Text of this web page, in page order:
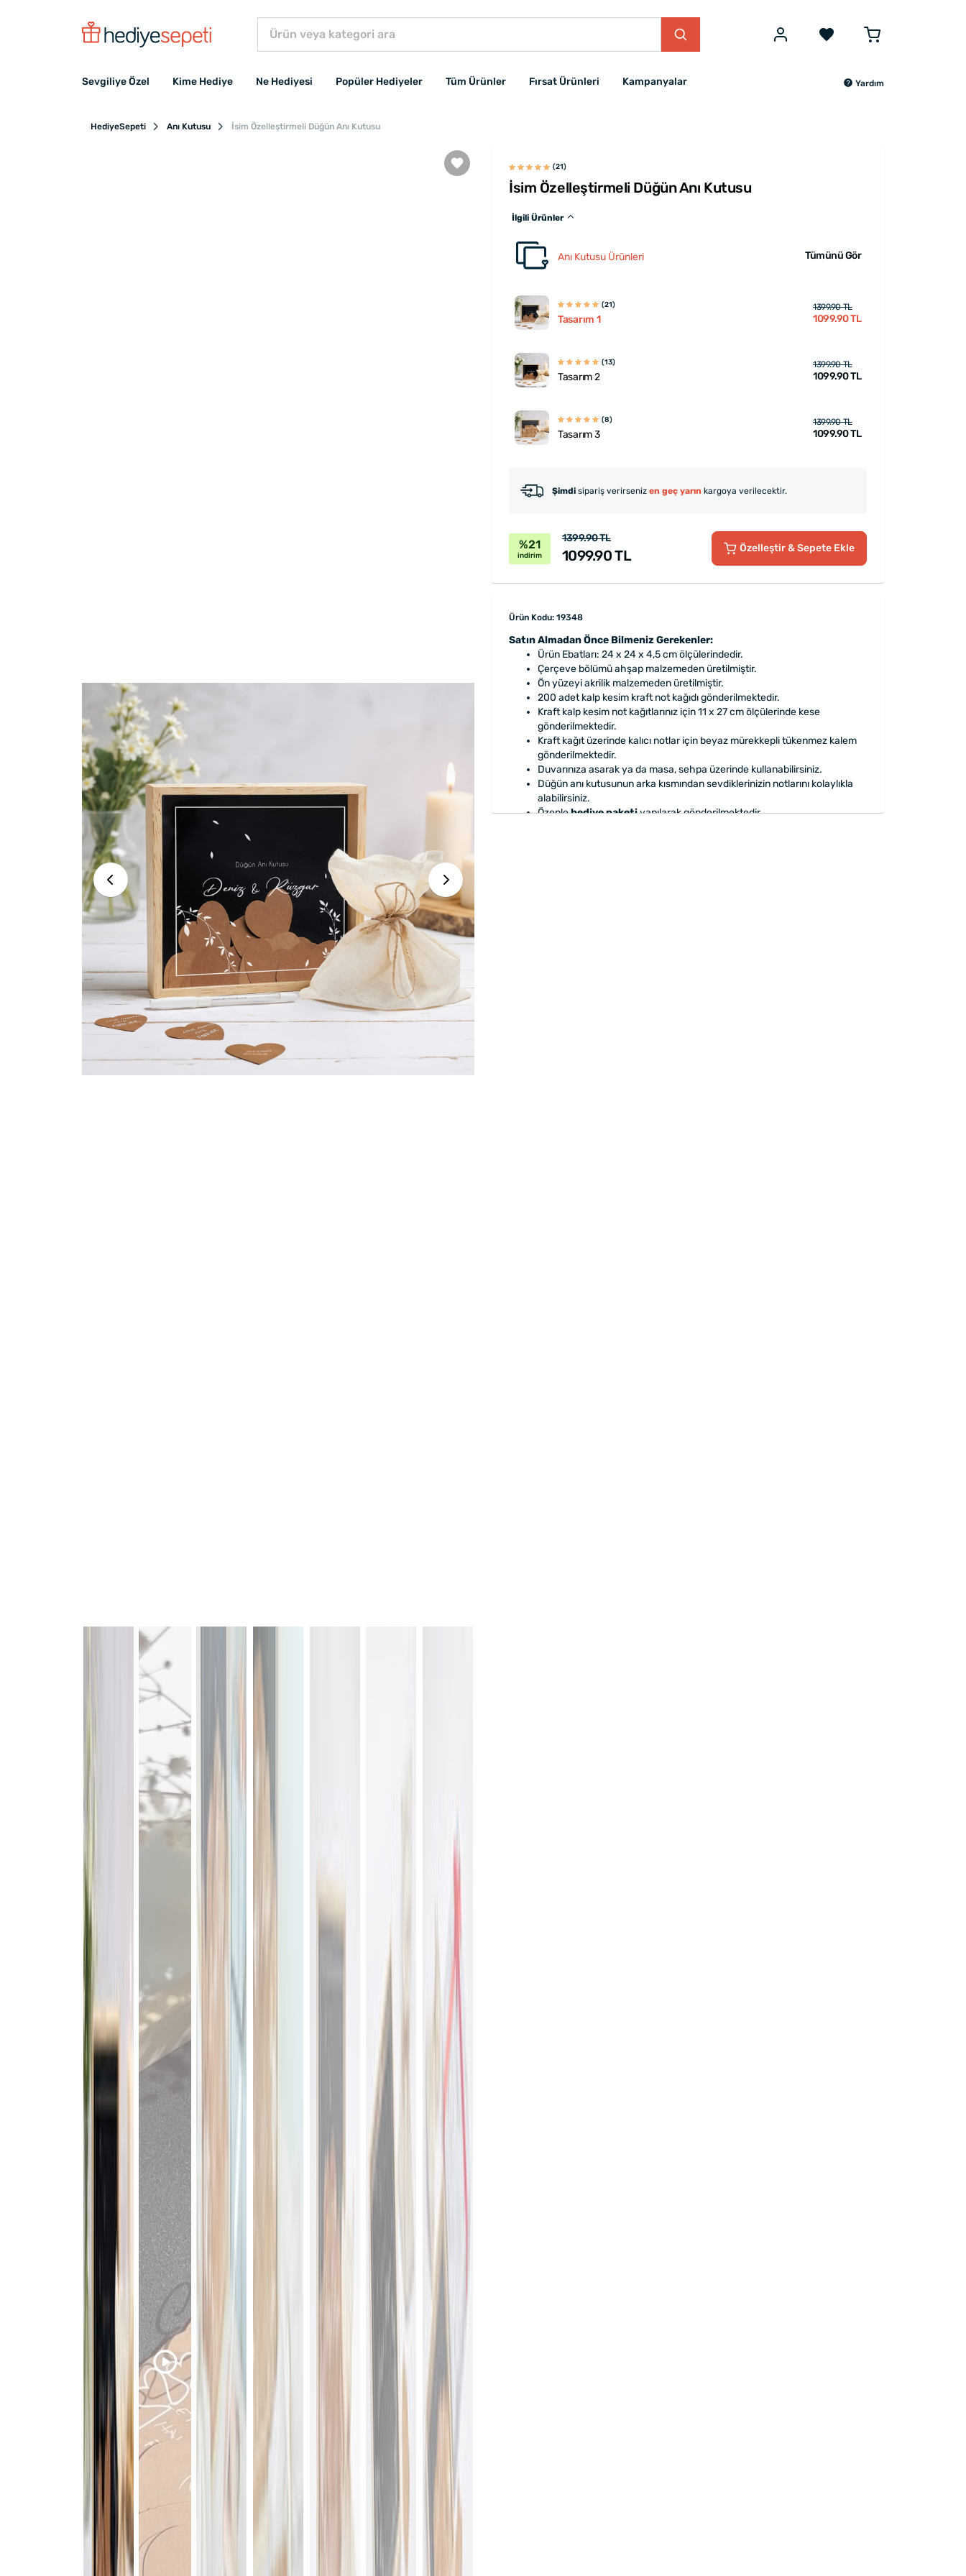
Sevgiliye Özel Kime Hediye Ne Hediyesi Popüler Hediyeler Tüm Ürünler Fırsat Ürünleri Kampanyalar Yardım
HediyeSepeti Anı Kutusu İsim Özelleştirmeli Düğün Anı Kutusu
(21)
İsim Özelleştirmeli Düğün Anı Kutusu
İlgili Ürünler
Anı Kutusu Ürünleri Tümünü Gör
(21)
Tasarım 1
1399.90 TL
1099.90 TL
(13)
Tasarım 2
1399.90 TL
1099.90 TL
(8)
Tasarım 3
1399.90 TL
1099.90 TL
Şimdi sipariş verirseniz en geç yarın kargoya verilecektir.
%21
indirim
1399.90 TL
1099.90 TL Özelleştir& Sepete Ekle
Ürün Kodu: 19348
Satın Almadan Önce Bilmeniz Gerekenler:
Ürün Ebatları: 24 x 24 x 4,5 cm ölçülerindedir.
Çerçeve bölümü ahşap malzemeden üretilmiştir.
Ön yüzeyi akrilik malzemeden üretilmiştir.
200 adet kalp kesim kraft not kağıdı gönderilmektedir.
Kraft kalp kesim not kağıtlarınız için 11 x 27 cm ölçülerinde kese
gönderilmektedir.
Kraft kağıt üzerinde kalıcı notlar için beyaz mürekkepli tükenmez kalem
gönderilmektedir.
Duvarınıza asarak ya da masa, sehpa üzerinde kullanabilirsiniz.
Düğün anı kutusunun arka kısmından sevdiklerinizin notlarını kolaylıkla
alabilirsiniz.
Özenlehediye paketiyapılarak gönderilmektedir.